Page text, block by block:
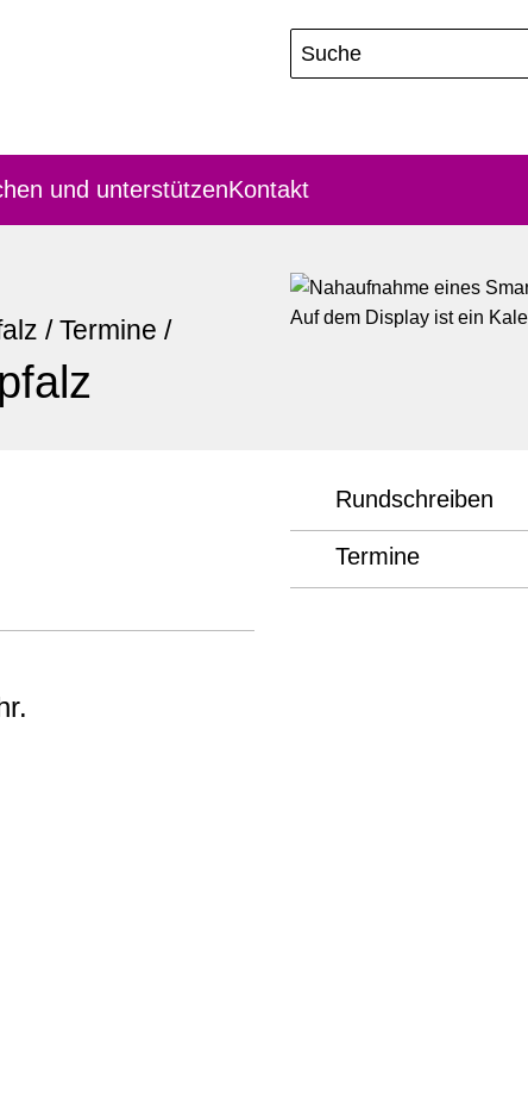
und unterstützenKontakt
/Termine /
Rundschreiben
Termine